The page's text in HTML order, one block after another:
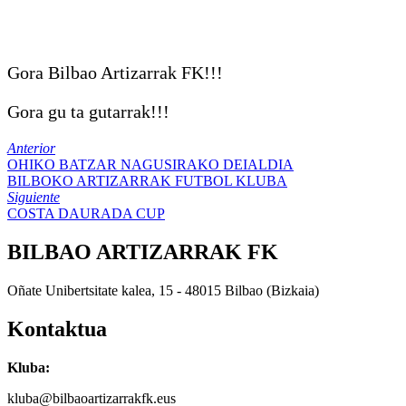
Gora Bilbao Artizarrak FK!!!
Gora gu ta gutarrak!!!
Anterior
OHIKO BATZAR NAGUSIRAKO DEIALDIA
BILBOKO ARTIZARRAK FUTBOL KLUBA
Siguiente
COSTA DAURADA CUP
BILBAO ARTIZARRAK FK
Oñate Unibertsitate kalea, 15 - 48015 Bilbao (Bizkaia)
Kontaktua
Kluba:
kluba@bilbaoartizarrakfk.eus